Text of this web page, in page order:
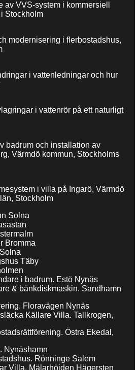
av VVS-system i kommersiell
Stockholm
modernisering i flerbostadshus,
i vattenledningar och hur
i vattenrör på ett naturligt
badrum och installation av
Värmdö kommun, Stockholms
i villa på Ingarö, Värmdö
Stockholm
Solna
Bromma
Täby
i badrum. Estö Nynäs
& bänkdiskmaskin. Sandhamn
Floravägen Nynäs
Källare Villa. Tallkrogen,
Östra Ekedal,
Nynäshamn
Rönninge Salem
Villa. Mälarhöjden Hägersten